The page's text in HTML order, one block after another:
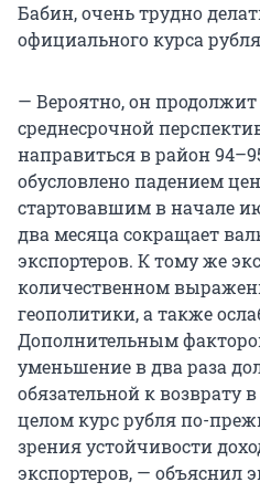
Бабин, очень трудно
официального курса
— Вероятно, он
среднесрочной
направиться в район
обусловлено падением
стартовавшим в начале
два месяца сокращает
экспортеров. К тому же
количественном
геополитики, а также
Дополнительным
уменьшение в два раза
обязательной к возврату
целом курс рубля по-
зрения устойчивости
экспортеров, — объяснил